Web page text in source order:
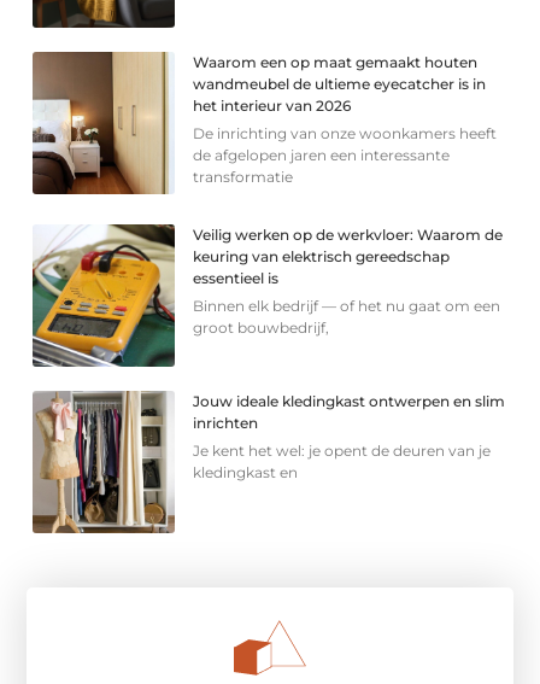
Waarom een op maat gemaakt houten
wandmeubel de ultieme eyecatcher is in
het interieur van 2026
De inrichting van onze woonkamers heeft
de afgelopen jaren een interessante
transformatie
Veilig werken op de werkvloer: Waarom de
keuring van elektrisch gereedschap
essentieel is
Binnen elk bedrijf — of het nu gaat om een
groot bouwbedrijf,
Jouw ideale kledingkast ontwerpen en slim
inrichten
Je kent het wel: je opent de deuren van je
kledingkast en